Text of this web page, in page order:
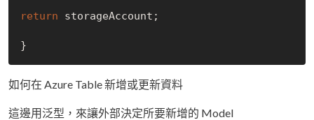
return storageAccount;
如何在 Azure Table 新增或更新資料
這邊用泛型，來讓外部決定所要新增的 Model